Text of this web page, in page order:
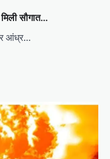
सौगात…
आंध्र…